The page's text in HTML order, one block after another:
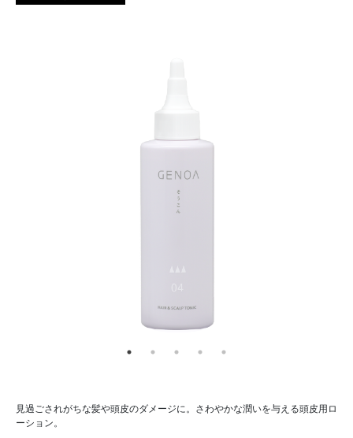
見過ごされがちな髪や頭皮のダメージに。さわやかな潤いを与える頭皮用ロ
ーション。